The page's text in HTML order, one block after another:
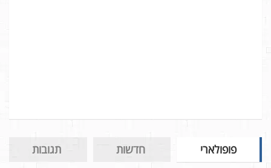
פופולארי חדשות תגובות